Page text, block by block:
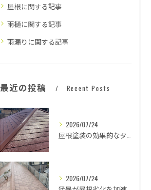
屋根に関する記事
雨樋に関する記事
雨漏りに関する記事
最近の投稿 Recent Posts
2026/07/24
2026/07/24